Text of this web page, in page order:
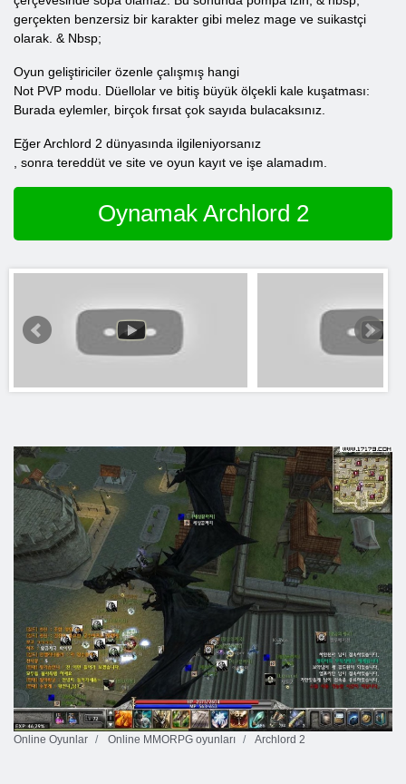
gerçekten benzersiz bir karakter gibi melez mage ve suikastçi
olarak. & Nbsp;
Oyun geliştiriciler özenle çalışmış hangi
Not PVP modu. Düellolar ve bitiş büyük ölçekli kale kuşatması:
Burada eylemler, birçok fırsat çok sayıda bulacaksınız.
Eğer Archlord 2 dünyasında ilgileniyorsanız
, sonra tereddüt ve site ve oyun kayıt ve işe alamadım.
Oynamak Archlord 2
Online Oyunlar Online MMORPG oyunları Archlord 2